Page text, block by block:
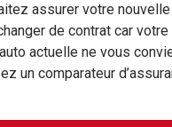
assurer votre nouvelle
de contrat car votre
actuelle ne vous
un comparateur